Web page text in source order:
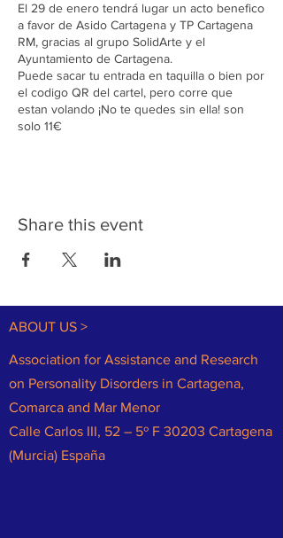
El 29 de enero tendrá lugar un acto benefico
a favor de Asido Cartagena y TP Cartagena
RM, gracias al grupo SolidArte y el
Ayuntamiento de Cartagena.
Puede sacar tu entrada en taquilla o bien por
el codigo QR del cartel, pero corre que
estan volando ¡No te quedes sin ella! son
solo 11€
Share this event
ABOUT US >
Association for Assistance and Research
on Personality Disorders in Cartagena,
Comarca and Mar Menor
Calle Carlos III, 52 – 5º F 30203 Cartagena
(Murcia) España